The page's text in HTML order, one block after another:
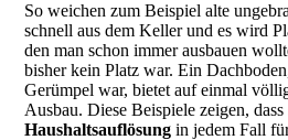
So weichen zum Beispiel alte
schnell aus dem Keller und es wird
den man schon immer ausbauen
bisher kein Platz war. Ein
Gerümpel war, bietet auf einmal
Ausbau. Diese Beispiele zeigen, dass
Haushaltsauflösung in jedem Fall